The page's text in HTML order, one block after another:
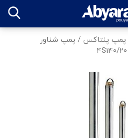
پمپ پنتاکس / پمپ شناور